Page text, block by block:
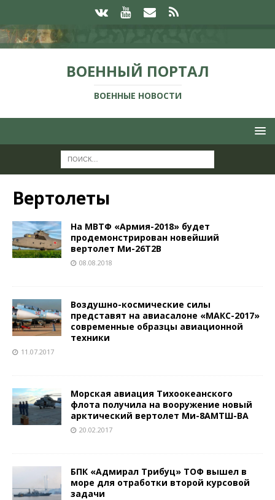
ВОЕННЫЙ ПОРТАЛ
ВОЕННЫЕ НОВОСТИ
Вертолеты
На МВТФ «Армия-2018» будет
продемонстрирован новейший
вертолет Ми-26Т2В
08.08.2018
Воздушно-космические силы
представят на авиасалоне «МАКС-2017»
современные образцы авиационной
техники
11.07.2017
Морская авиация Тихоокеанского
флота получила на вооружение новый
арктический вертолет Ми-8АМТШ-ВА
20.02.2017
БПК «Адмирал Трибуц» ТОФ вышел в
море для отработки второй курсовой
задачи